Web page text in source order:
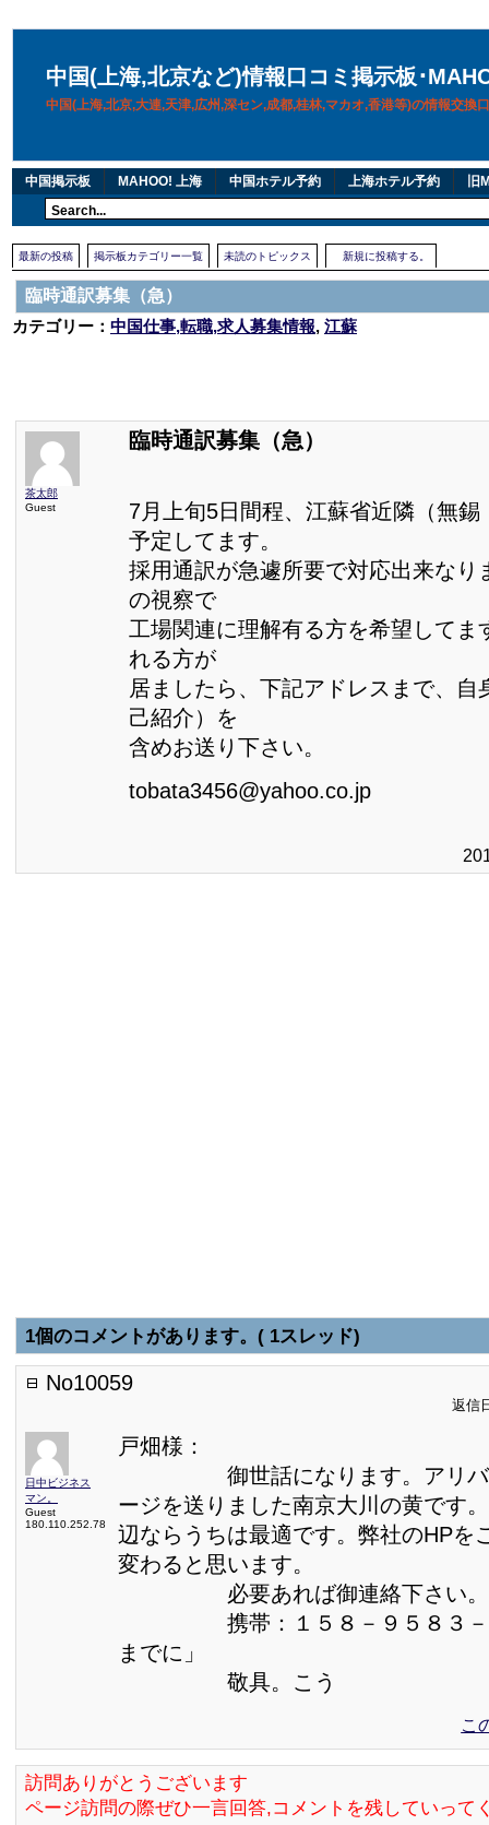
中国(上海,北京など)情報口コミ掲示板･
中国(上海,北京,大連,天津,広州,深セン,成都,桂林,マカオ,香港等)の情報交換
中国掲示板 MAHOO! 上海 中国ホテル予約 上海ホテル予約 旧
最新の投稿 掲示板カテゴリー一覧 未読のトピックス 新規に投稿する。
臨時通訳募集（急）
カテゴリー： 中国仕事,転職,求人募集情報, 江蘇
茶太郎
Guest
臨時通訳募集（急）
7月上旬5日間程、江蘇省近隣（無錫
予定してます。
採用通訳が急遽所要で対応出来なり
の視察で
工場関連に理解有る方を希望してま
れる方が
居ましたら、下記アドレスまで、自
己紹介）を
含めお送り下さい。
tobata3456@yahoo.co.jp
1個のコメントがあります。( 1スレッド)
No10059
返信
日中ビジネス
マン。
Guest
180.110.252.78
戸畑様：
御世話になります。アリババ
ージを送りました南京大川の黄です
辺ならうちは最適です。弊社のHPを
変わると思います。
必要あれば御連絡下さい。
携帯：１５８－９５８３－５
までに」
敬具。こう
こ
訪問ありがとうございます
ページ訪問の際ぜひ一言回答,コメントを残していって